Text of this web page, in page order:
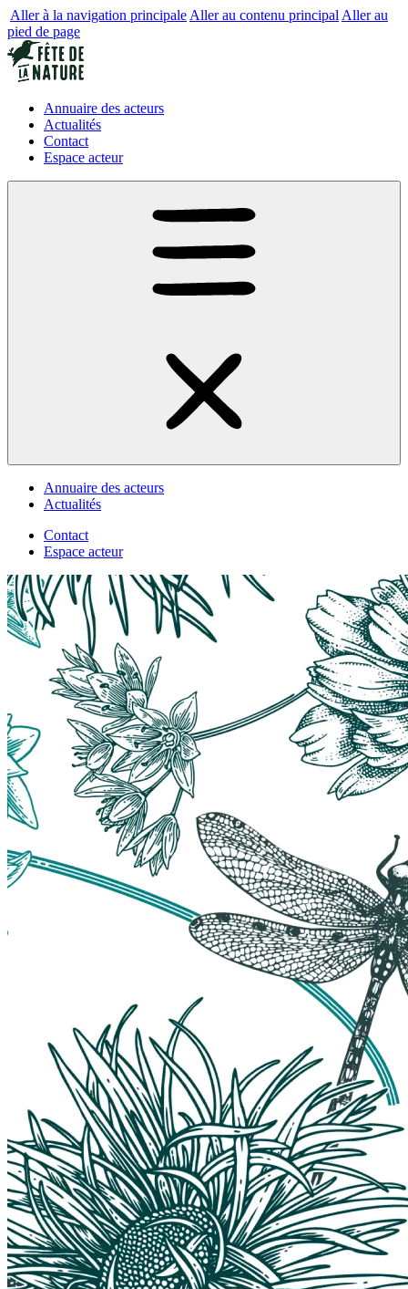
Aller à la navigation principale Aller au contenu principal Aller au
pied de page
Annuaire des acteurs
Actualités
Contact
Espace acteur
Annuaire des acteurs
Actualités
Contact
Espace acteur